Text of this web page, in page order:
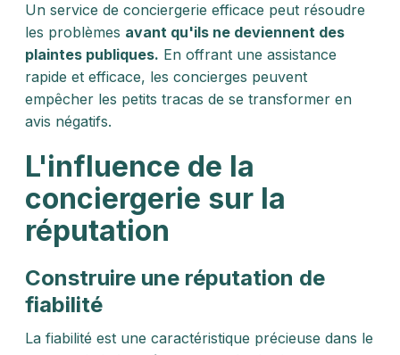
Un service de conciergerie efficace peut résoudre
les problèmes avant qu'ils ne deviennent des
plaintes publiques. En offrant une assistance
rapide et efficace, les concierges peuvent
empêcher les petits tracas de se transformer en
avis négatifs.
L'influence de la
conciergerie sur la
réputation
Construire une réputation de
fiabilité
La fiabilité est une caractéristique précieuse dans le